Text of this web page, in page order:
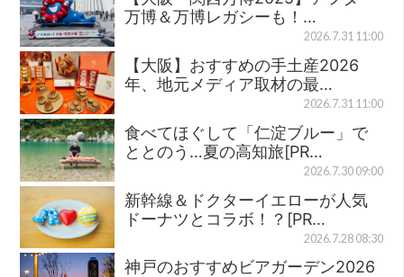
万博＆万博レガシーも！…
2026.7.31 11:00
【大阪】おすすめの手土産2026
年、地元メディア取材の最…
2026.7.31 11:00
食べてほぐして「仁淀ブルー」で
ととのう…夏の高知旅[PR…
2026.7.30 09:00
新幹線＆ドクターイエローが人気
ドーナツとコラボ！？[PR…
2026.7.28 08:30
神戸のおすすめビアガーデン2026